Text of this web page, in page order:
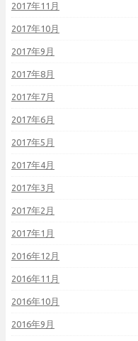
2017年11月
2017年10月
2017年9月
2017年8月
2017年7月
2017年6月
2017年5月
2017年4月
2017年3月
2017年2月
2017年1月
2016年12月
2016年11月
2016年10月
2016年9月